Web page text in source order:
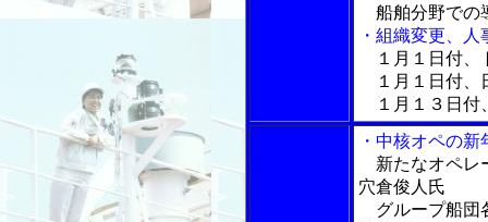
船舶分野での
・組織変更、
１月１日付、
１月１日付、
１月１３日付
・中核オペの
新たなオペレ
穴倉俊人氏
グループ船団